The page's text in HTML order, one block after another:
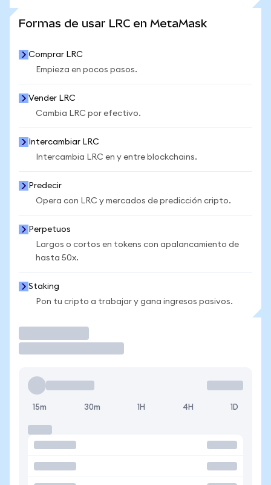
Formas de usar LRC en MetaMask
Comprar LRC
Empieza en pocos pasos.
Vender LRC
Cambia LRC por efectivo.
Intercambiar LRC
Intercambia LRC en y entre blockchains.
Predecir
Opera con LRC y mercados de predicción cripto.
Perpetuos
Largos o cortos en tokens con apalancamiento de
hasta 50x.
Staking
Pon tu cripto a trabajar y gana ingresos pasivos.
15m 30m 1H 4H 1D